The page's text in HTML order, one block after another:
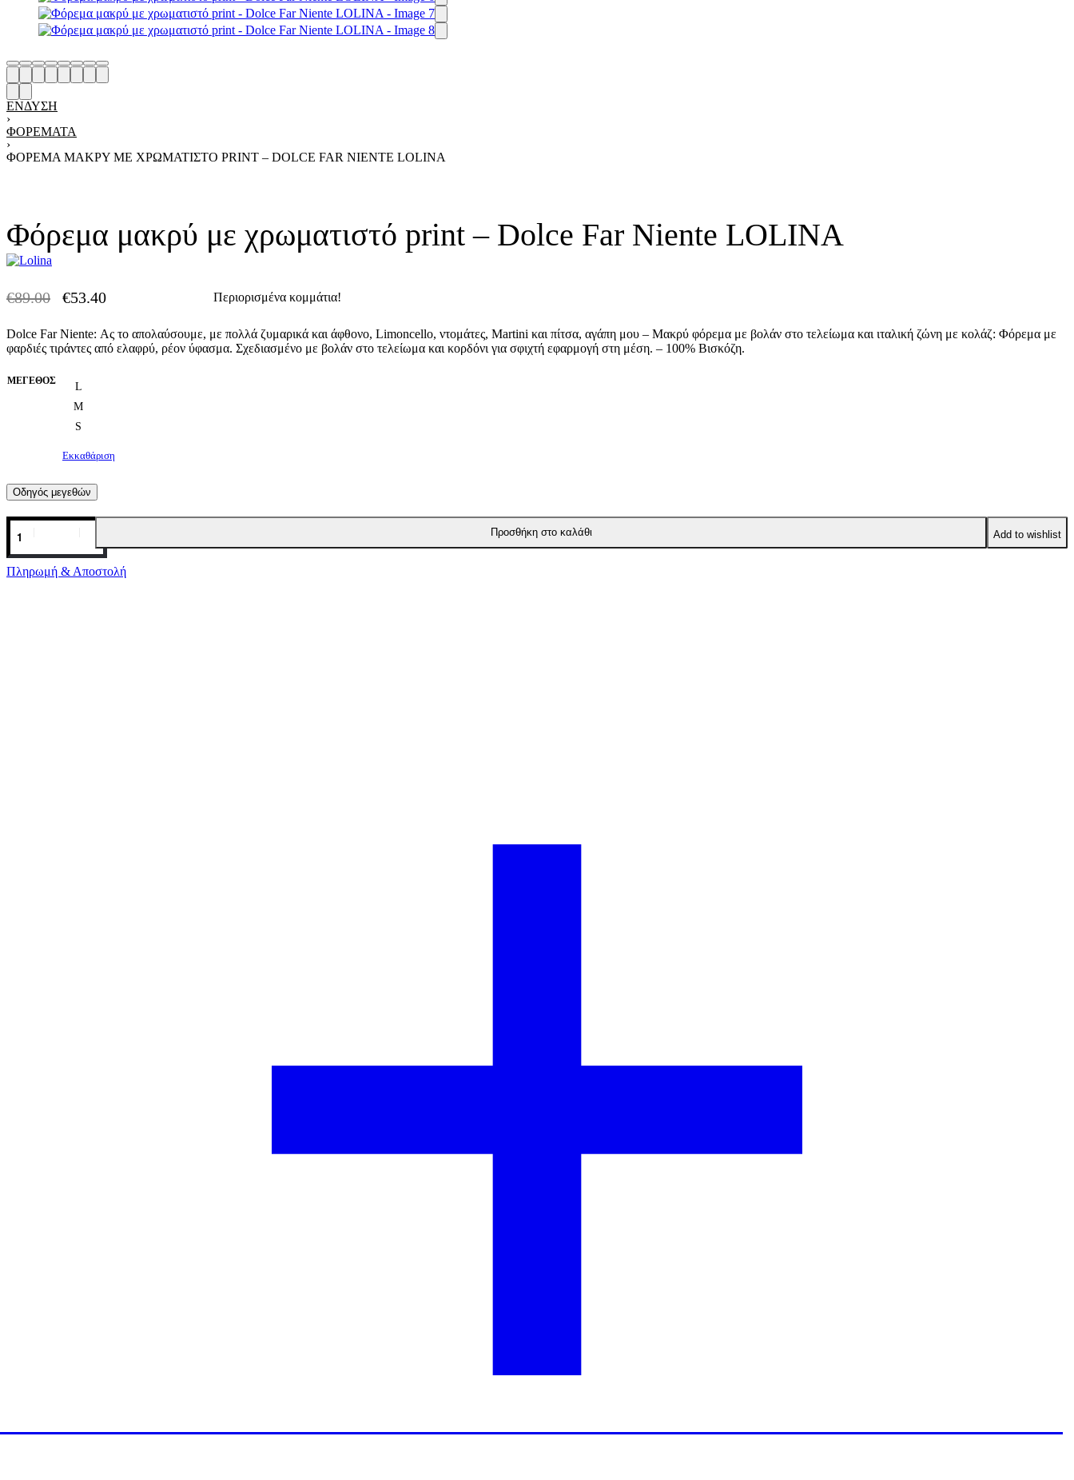
ΈΝΔΥΣΗ
›
ΦΟΡΈΜΑΤΑ
›
ΦΌΡΕΜΑ ΜΑΚΡΎ ΜΕ ΧΡΩΜΑΤΙΣΤΌ PRINT – DOLCE FAR NIENTE LOLINA
Φόρεμα μακρύ με χρωματιστό print – Dolce Far Niente LOLINA
€89.00 €53.40 Περιορισμένα κομμάτια!
Dolce Far Niente: Ας το απολαύσουμε, με πολλά ζυμαρικά και άφθονο, Limoncello, ντομάτες, Martini και πίτσα, αγάπη μου – Μακρύ φόρεμα με βολάν στο τελείωμα και ιταλική ζώνη με κολάζ: Φόρεμα με
φαρδιές τιράντες από ελαφρύ, ρέον ύφασμα. Σχεδιασμένο με βολάν στο τελείωμα και κορδόνι για σφιχτή εφαρμογή στη μέση. – 100% Βισκόζη.
ΜΈΓΕΘΟΣ
L
M
S
Εκκαθάριση
Οδηγός μεγεθών
Προσθήκη στο καλάθι Add to wishlist
Πληρωμή & Αποστολή